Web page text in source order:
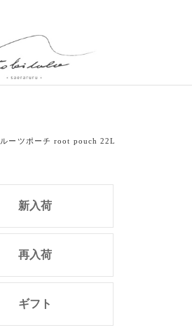
ルーツポーチ root pouch 22L
新入荷
再入荷
ギフト